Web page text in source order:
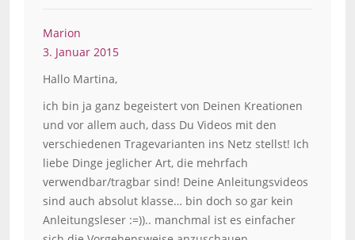
Marion
3. Januar 2015
Hallo Martina,
ich bin ja ganz begeistert von Deinen Kreationen
und vor allem auch, dass Du Videos mit den
verschiedenen Tragevarianten ins Netz stellst! Ich
liebe Dinge jeglicher Art, die mehrfach
verwendbar/tragbar sind! Deine Anleitungsvideos
sind auch absolut klasse… bin doch so gar kein
Anleitungsleser :=)).. manchmal ist es einfacher